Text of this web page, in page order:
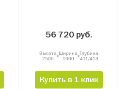
56 720 руб.
Высота
2506
xШирина
1000
xГлубина
411/413
Купить в 1 клик